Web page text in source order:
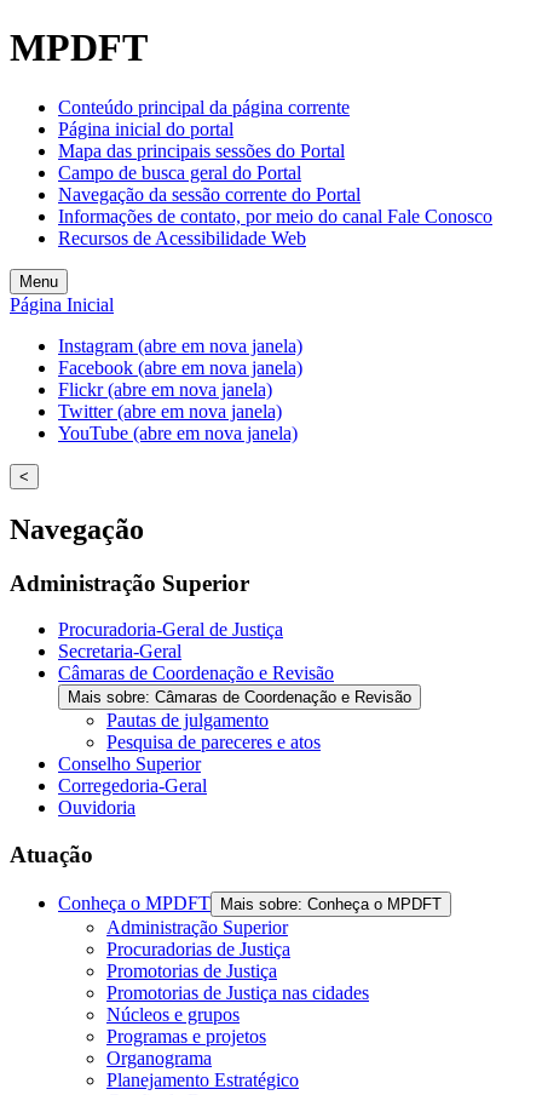
MPDFT
Conteúdo principal da página corrente
Página inicial do portal
Mapa das principais sessões do Portal
Campo de busca geral do Portal
Navegação da sessão corrente do Portal
Informações de contato, por meio do canal Fale Conosco
Recursos de Acessibilidade Web
Menu
Página Inicial
Instagram (abre em nova janela)
Facebook (abre em nova janela)
Flickr (abre em nova janela)
Twitter (abre em nova janela)
YouTube (abre em nova janela)
<
Navegação
Administração Superior
Procuradoria-Geral de Justiça
Secretaria-Geral
Câmaras de Coordenação e Revisão
Mais sobre: Câmaras de Coordenação e Revisão
Pautas de julgamento
Pesquisa de pareceres e atos
Conselho Superior
Corregedoria-Geral
Ouvidoria
Atuação
Conheça o MPDFT Mais sobre: Conheça o MPDFT
Administração Superior
Procuradorias de Justiça
Promotorias de Justiça
Promotorias de Justiça nas cidades
Núcleos e grupos
Programas e projetos
Organograma
Planejamento Estratégico